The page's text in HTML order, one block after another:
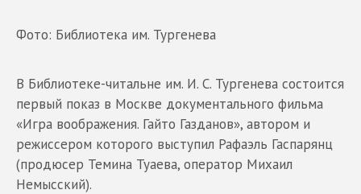
Фото: Библиотека им. Тургенева
В Библиотеке-читальне им. И. С. Тургенева состоится
первый показ в Москве документального фильма
«Игра воображения. Гайто Газданов», автором и
режиссером которого выступил Рафаэль Гаспарянц
(продюсер Темина Туаева, оператор Михаил
Немысский).